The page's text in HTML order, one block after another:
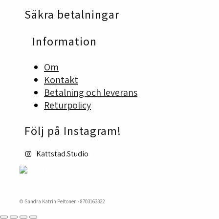
väljas
Säkra betalningar
Information
Om
Kontakt
Betalning och leverans
Returpolicy
Följ på Instagram!
Kattstad.Studio
© Sandra Katrin Peltonen - 8703163322